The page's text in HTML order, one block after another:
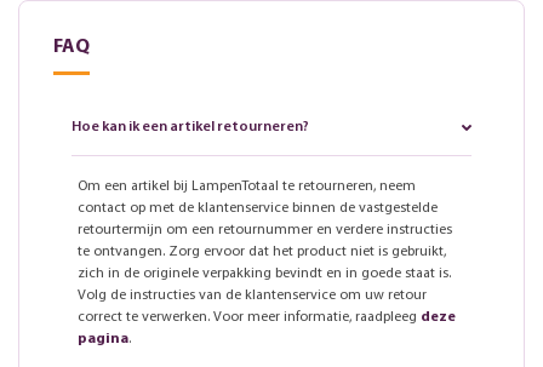
FAQ
Hoe kan ik een artikel retourneren?
Om een artikel bij LampenTotaal te retourneren, neem
contact op met de klantenservice binnen de vastgestelde
retourtermijn om een retournummer en verdere instructies
te ontvangen. Zorg ervoor dat het product niet is gebruikt,
zich in de originele verpakking bevindt en in goede staat is.
Volg de instructies van de klantenservice om uw retour
correct te verwerken. Voor meer informatie, raadpleeg deze
pagina.